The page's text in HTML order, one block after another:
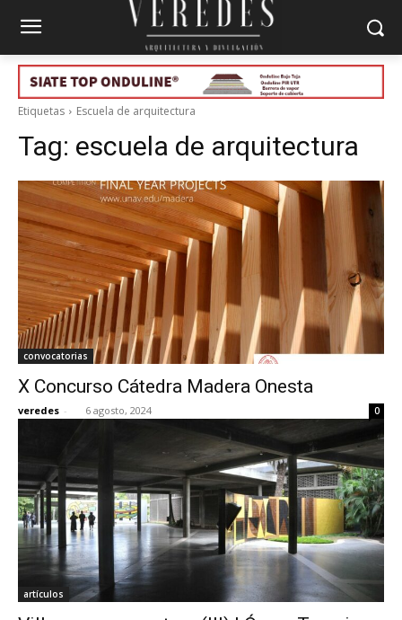
Etiquetas Escuela de arquitectura
Tag: escuela de arquitectura
convocatorias
X Concurso Cátedra Madera Onesta
veredes - 6 agosto, 2024 0
artículos